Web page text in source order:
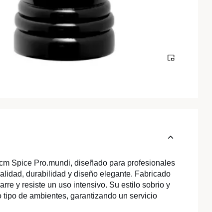
Spice Pro.mundi, diseñado para profesionales
durabilidad y diseño elegante. Fabricado
y resiste un uso intensivo. Su estilo sobrio y
tipo de ambientes, garantizando un servicio